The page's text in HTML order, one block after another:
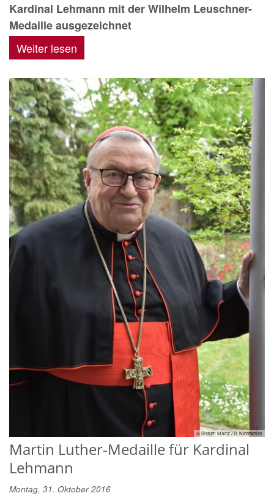
Kardinal Lehmann mit der Wilhelm Leuschner-
Medaille ausgezeichnet
Weiter lesen
© Bistum Mainz / B. Nichtweiss
Martin Luther-Medaille für Kardinal
Lehmann
Montag, 31. Oktober 2016